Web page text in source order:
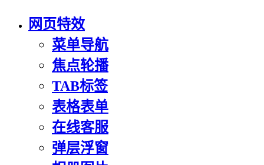
网页特效
菜单导航
焦点轮播
TAB标签
表格表单
在线客服
弹层浮窗